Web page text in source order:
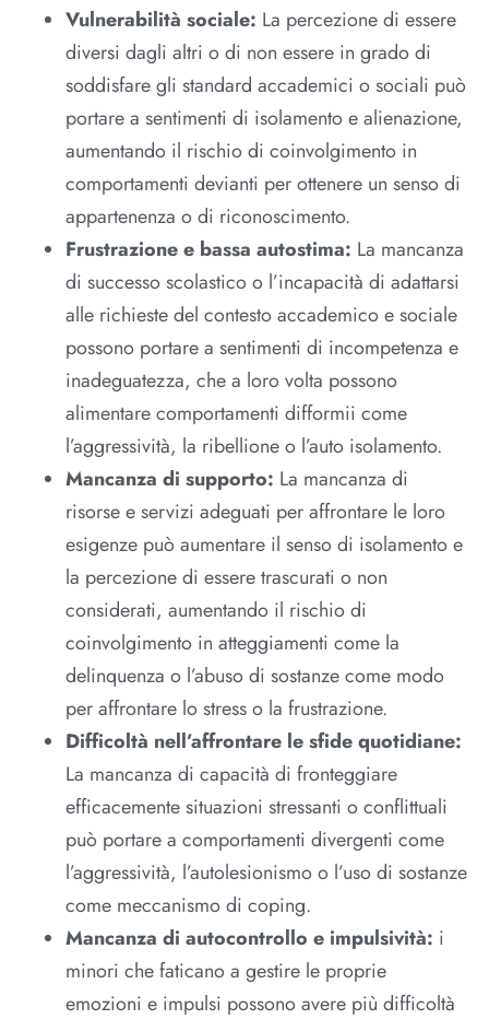
Vulnerabilità sociale: La percezione di essere
diversi dagli altri o di non essere in grado di
soddisfare gli standard accademici o sociali può
portare a sentimenti di isolamento e alienazione,
aumentando il rischio di coinvolgimento in
comportamenti devianti per ottenere un senso di
appartenenza o di riconoscimento.
Frustrazione e bassa autostima: La mancanza
di successo scolastico o l’incapacità di adattarsi
alle richieste del contesto accademico e sociale
possono portare a sentimenti di incompetenza e
inadeguatezza, che a loro volta possono
alimentare comportamenti difformii come
l’aggressività, la ribellione o l’auto isolamento.
Mancanza di supporto: La mancanza di
risorse e servizi adeguati per affrontare le loro
esigenze può aumentare il senso di isolamento e
la percezione di essere trascurati o non
considerati, aumentando il rischio di
coinvolgimento in atteggiamenti come la
delinquenza o l’abuso di sostanze come modo
per affrontare lo stress o la frustrazione.
Difficoltà nell’affrontare le sfide quotidiane:
La mancanza di capacità di fronteggiare
efficacemente situazioni stressanti o conflittuali
può portare a comportamenti divergenti come
l’aggressività, l’autolesionismo o l’uso di sostanze
come meccanismo di coping.
Mancanza di autocontrollo e impulsività: i
minori che faticano a gestire le proprie
emozioni e impulsi possono avere più difficoltà